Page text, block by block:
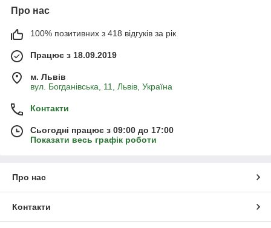
Про нас
100% позитивних з 418 відгуків за рік
Працює з 18.09.2019
м. Львів
вул. Богданівська, 11, Львів, Україна
Контакти
Сьогодні працює з 09:00 до 17:00
Показати весь графік роботи
Про нас
Контакти